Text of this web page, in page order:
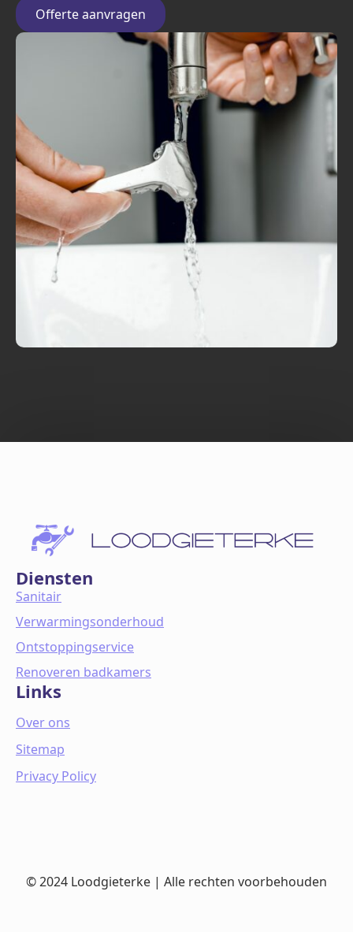
Offerte aanvragen
Diensten
Sanitair
Verwarmingsonderhoud
Ontstoppingservice
Renoveren badkamers
Links
Over ons
Sitemap
Privacy Policy
© 2024 Loodgieterke | Alle rechten voorbehouden